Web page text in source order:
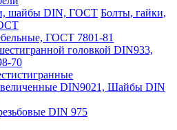
Болты, гайки,
ГОСТ 7801-81
головкой DIN933,
70
DIN9021, Шайбы DIN
DIN 975